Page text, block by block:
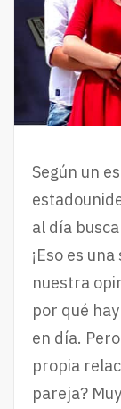
Según un
al día
¡Eso es
nuestra
por qué
en día.
propia
pareja?